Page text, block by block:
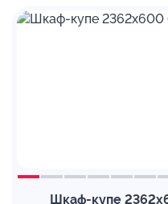
Шкаф-купе